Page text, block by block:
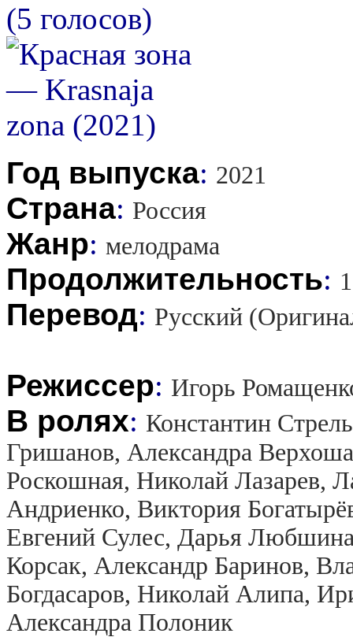
(5 голосов)
Год выпуска: 2021
Страна: Россия
Жанр: мелодрама
Продолжительность:
Перевод: Русский
Режиссер: Игорь
В ролях: Константин
Гришанов, Александра
Роскошная, Николай Лазарев,
Андриенко, Виктория
Евгений Сулес, Дарья
Корсак, Александр Баринов,
Богдасаров, Николай Алипа,
Александра Полоник